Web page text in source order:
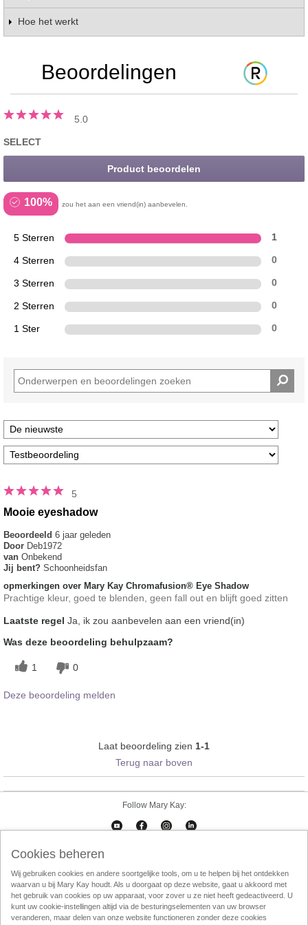
Hoe het werkt
Beoordelingen
5.0
SELECT
Product beoordelen
100% zou het aan een vriend(in) aanbevelen.
5 Sterren 1
4 Sterren 0
3 Sterren 0
2 Sterren 0
1 Ster 0
5
Mooie eyeshadow
Beoordeeld 6 jaar geleden
Door Deb1972
van Onbekend
Jij bent? Schoonheidsfan
opmerkingen over Mary Kay Chromafusion® Eye Shadow
Prachtige kleur, goed te blenden, geen fall out en blijft goed zitten
Laatste regel Ja, ik zou aanbevelen aan een vriend(in)
Was deze beoordeling behulpzaam?
1 0
Deze beoordeling melden
Laat beoordeling zien 1-1
Terug naar boven
Follow Mary Kay:
Cookies beheren Impressum
Gebruikersvorwaarden Privacy Policy
Direktverkoop etische codec
Weggooien
InTouch Consultant Locator
Cookies beheren
Wij gebruiken cookies en andere soortgelijke tools, om u te helpen bij het ontdekken
waarvan u bij Mary Kay houdt. Als u doorgaat op deze website, gaat u akkoord met
het gebruik van cookies op uw apparaat, voor zover u ze niet heeft gedeactiveerd. U
kunt uw cookie-instellingen altijd via de besturingselementen van uw browser
veranderen, maar delen van onze website functioneren zonder deze cookies